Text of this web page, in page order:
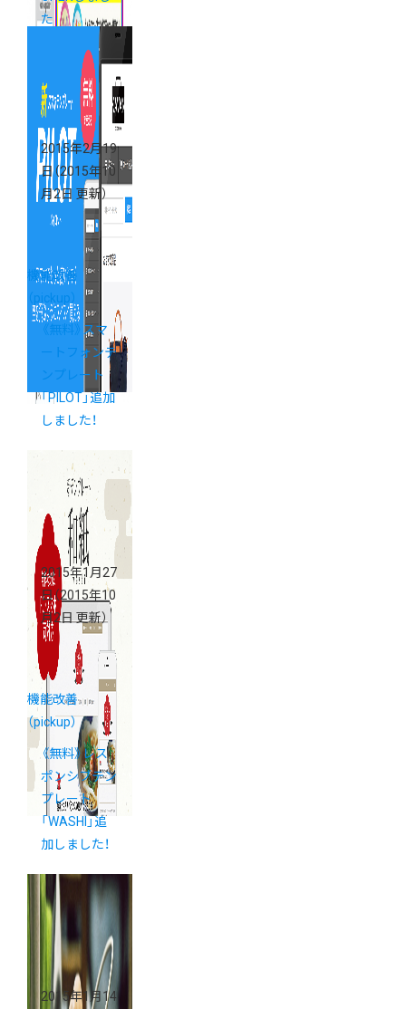
た
2015年2月19
日（2015年10
月2日 更新）
機能改善
（pickup）
《無料》スマ
ートフォンテ
ンプレート
「PILOT」追加
しました！
2015年1月27
日（2015年10
月2日 更新）
機能改善
（pickup）
《無料》レス
ポンシブテン
プレート
「WASHI」追
加しました！
2015年1月14